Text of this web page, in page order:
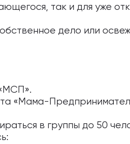
так и для уже
дело или
«Мама-
в группы до 50